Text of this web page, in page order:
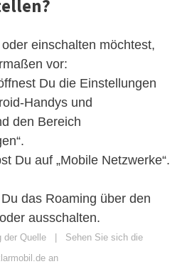
einschalten möchtest,
vor:
Du die Einstellungen
Handys und
den Bereich
Du auf „Mobile Netzwerke“.
das Roaming über den
ausschalten.
der Quelle | Sehen Sie sich die
an